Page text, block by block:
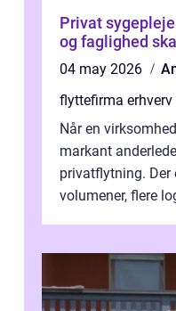
Privat sygepleje i
og faglighed
04 may 2026
flyttefirma erhverv
Når en
markant
privatflytning. Der
volumener, flere